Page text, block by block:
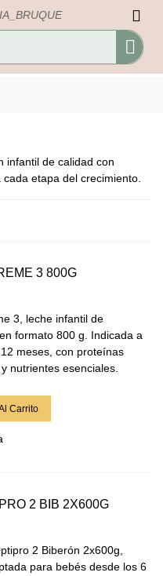
infantil de calidad con
etapa del crecimiento.
3 800G
3, leche infantil de
formato 800 g. Indicada a
meses, con proteínas
nutrientes esenciales.
Carrito
2 BIB 2X600G
2 Biberón 2x600g,
para bebés desde los 6